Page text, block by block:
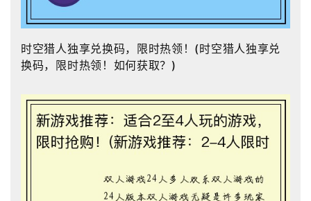
时空猎人独享兑换码，限时热领！(时空猎人独享兑
换码，限时热领！如何获取？)